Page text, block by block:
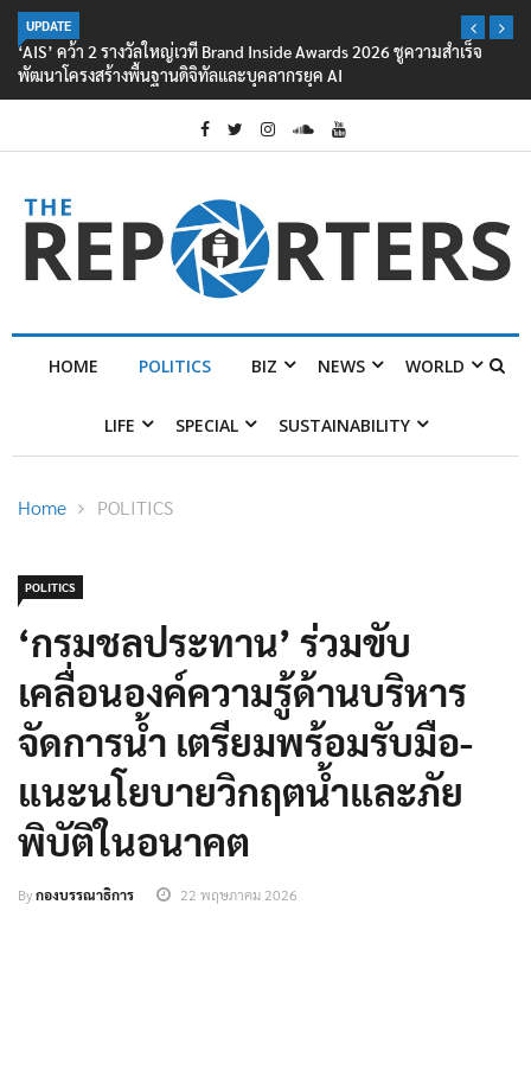
UPDATE
เสวนา “ถอดรหัสจุดเดือดเศรษฐกิจไทยปี 2570: เศรษฐกิจโลกผันผวน…
ธุรกิจไทยจะรับมืออย่างไร?”
HOME POLITICS BIZ NEWS WORLD
LIFE SPECIAL SUSTAINABILITY
Home POLITICS
POLITICS
‘กรมชลประทาน’ ร่วมขับ
เคลื่อนองค์ความรู้ด้านบริหาร
จัดการน้ำ เตรียมพร้อมรับมือ-
แนะนโยบายวิกฤตน้ำและภัย
พิบัติในอนาคต
Byกองบรรณาธิการ 22 พฤษภาคม 2026